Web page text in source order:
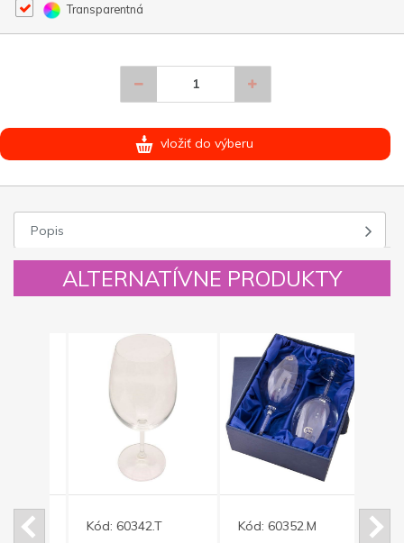
Transparentná
vložiť do výberu
Popis
ALTERNATÍVNE PRODUKTY
Kód:60342.T
Kód:60352.M
Kód: